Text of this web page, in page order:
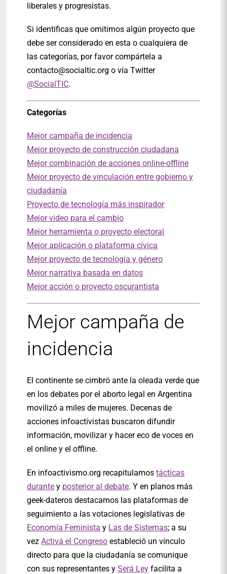
liberales y progresistas.
Si identificas que omitimos algún proyecto que
debe ser considerado en esta o cualquiera de
las categorías, por favor compártela a
contacto@socialtic.org o vía Twitter
@SocialTIC.
Categorías
Mejor campaña de incidencia
Mejor proyecto de construcción ciudadana
Mejor combinación de acciones online-offline
Mejor proyecto de vinculación entre gobierno y
ciudadanía
Proyecto de tecnología más inspirador
Mejor video para el cambio
Mejor herramienta o proyecto electoral
Mejor aplicación o plataforma cívica
Mejor proyecto de tecnología y género
Mejor narrativa basada en datos
Mejor acción o proyecto oscurantista
Mejor campaña de
incidencia
El continente se cimbró ante la oleada verde que
en los debates por el aborto legal en Argentina
movilizó a miles de mujeres. Decenas de
acciones infoactivistas buscaron difundir
información, movilizar y hacer eco de voces en
el online y el offline.
En infoactivismo.org recapitulamostácticas
durante y posterior al debate. Y en planos más
geek-dateros destacamos las plataformas de
seguimiento a las votaciones legislativas de
Economía Feminista y Las de Sistemas; a su
vezActivá el Congreso estableció un vínculo
directo para que la ciudadanía se comunique
con sus representantes ySerá Ley facilita a